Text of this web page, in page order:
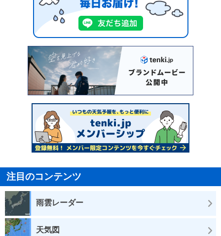
注目のコンテンツ
雨雲レーダー
天気図